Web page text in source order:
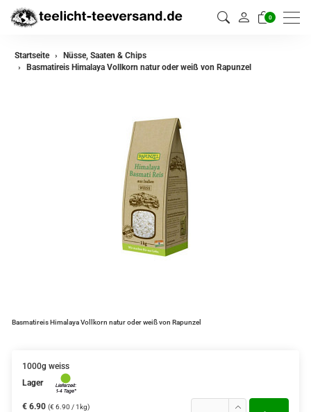
0
Startseite
Nüsse, Saaten & Chips
Basmatireis Himalaya Vollkorn natur oder weiß von Rapunzel
Basmatireis Himalaya Vollkorn natur oder weiß von Rapunzel
1000g weiss
Lager
€ 6.90 (€ 6.90 / 1kg)